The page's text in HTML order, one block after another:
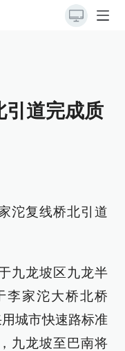
引道完成质
沱复线桥北引道
九龙坡区九龙半
李家沱大桥北桥
城市快速路标准
九龙坡至巴南将